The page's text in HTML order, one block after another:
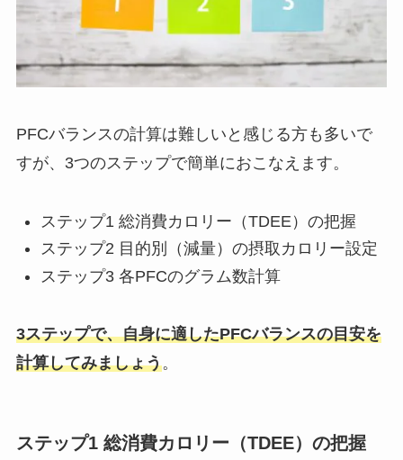
PFCバランスの計算は難しいと感じる方も多いで
すが、3つのステップで簡単におこなえます。
ステップ1 総消費カロリー（TDEE）の把握
ステップ2 目的別（減量）の摂取カロリー設定
ステップ3 各PFCのグラム数計算
3ステップで、自身に適したPFCバランスの目安を
計算してみましょう。
ステップ1 総消費カロリー（TDEE）の把握